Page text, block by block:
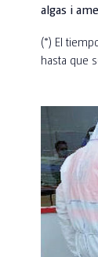
algas i
(*) El
hasta que